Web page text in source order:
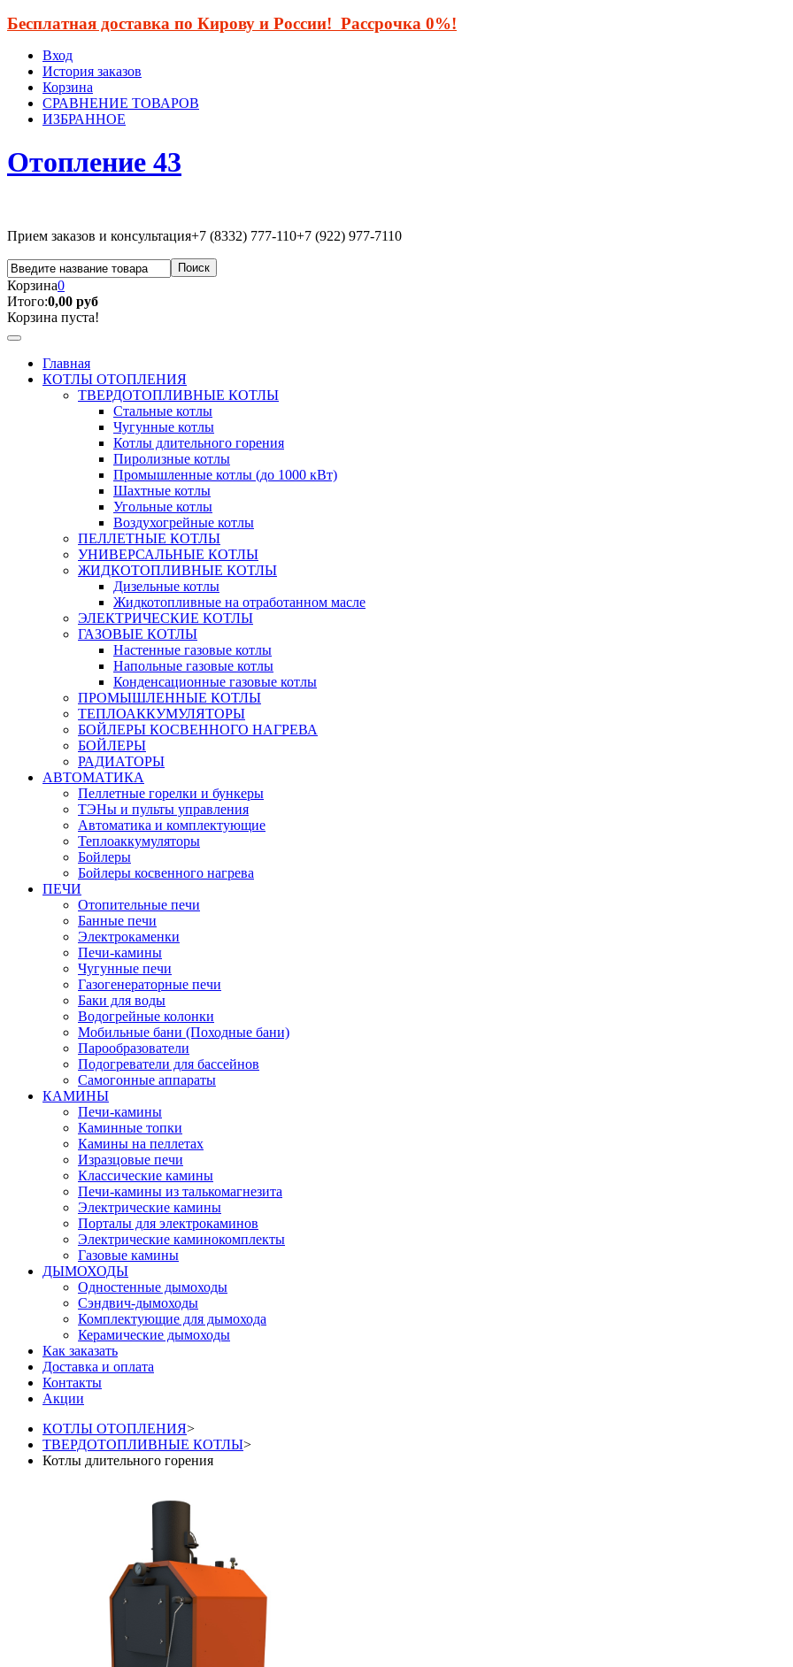
Бесплатная доставка по Кирову и России! Рассрочка 0%!
Вход
История заказов
Корзина
СРАВНЕНИЕ ТОВАРОВ
ИЗБРАННОЕ
Отопление 43
Прием заказов и консультация+7 (8332) 777-110+7 (922) 977-7110
Корзина0
Итого:0,00 руб
Корзина пуста!
Главная
КОТЛЫ ОТОПЛЕНИЯ
ТВЕРДОТОПЛИВНЫЕ КОТЛЫ
Стальные котлы
Чугунные котлы
Котлы длительного горения
Пиролизные котлы
Промышленные котлы (до 1000 кВт)
Шахтные котлы
Угольные котлы
Воздухогрейные котлы
ПЕЛЛЕТНЫЕ КОТЛЫ
УНИВЕРСАЛЬНЫЕ КОТЛЫ
ЖИДКОТОПЛИВНЫЕ КОТЛЫ
Дизельные котлы
Жидкотопливные на отработанном масле
ЭЛЕКТРИЧЕСКИЕ КОТЛЫ
ГАЗОВЫЕ КОТЛЫ
Настенные газовые котлы
Напольные газовые котлы
Конденсационные газовые котлы
ПРОМЫШЛЕННЫЕ КОТЛЫ
ТЕПЛОАККУМУЛЯТОРЫ
БОЙЛЕРЫ КОСВЕННОГО НАГРЕВА
БОЙЛЕРЫ
РАДИАТОРЫ
АВТОМАТИКА
Пеллетные горелки и бункеры
ТЭНы и пульты управления
Автоматика и комплектующие
Теплоаккумуляторы
Бойлеры
Бойлеры косвенного нагрева
ПЕЧИ
Отопительные печи
Банные печи
Электрокаменки
Печи-камины
Чугунные печи
Газогенераторные печи
Баки для воды
Водогрейные колонки
Мобильные бани (Походные бани)
Парообразователи
Подогреватели для бассейнов
Самогонные аппараты
КАМИНЫ
Печи-камины
Каминные топки
Камины на пеллетах
Изразцовые печи
Классические камины
Печи-камины из талькомагнезита
Электрические камины
Порталы для электрокаминов
Электрические каминокомплекты
Газовые камины
ДЫМОХОДЫ
Одностенные дымоходы
Сэндвич-дымоходы
Комплектующие для дымохода
Керамические дымоходы
Как заказать
Доставка и оплата
Контакты
Акции
КОТЛЫ ОТОПЛЕНИЯ>
ТВЕРДОТОПЛИВНЫЕ КОТЛЫ>
Котлы длительного горения